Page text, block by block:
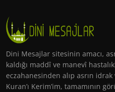
Dini Mesajlar sitesinin amacı,
kaldığı maddî ve manevî
eczahanesinden alıp asrın idrak
Kuran’ı Kerim’im, tamamının